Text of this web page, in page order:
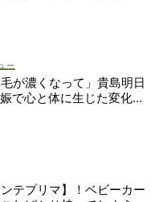
ー
毛が濃くなって」貴島明日
で心と体に生じた変化も
テプリマ】！ベビーカー